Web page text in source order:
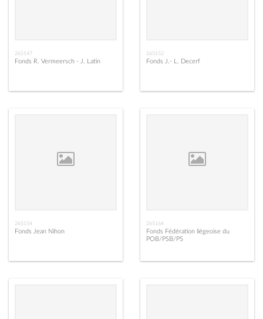
265147
Fonds R. Vermeersch - J. Latin
265152
Fonds J.- L. Decerf
265154
Fonds Jean Nihon
265164
Fonds Fédération liégeoise du
POB/PSB/PS